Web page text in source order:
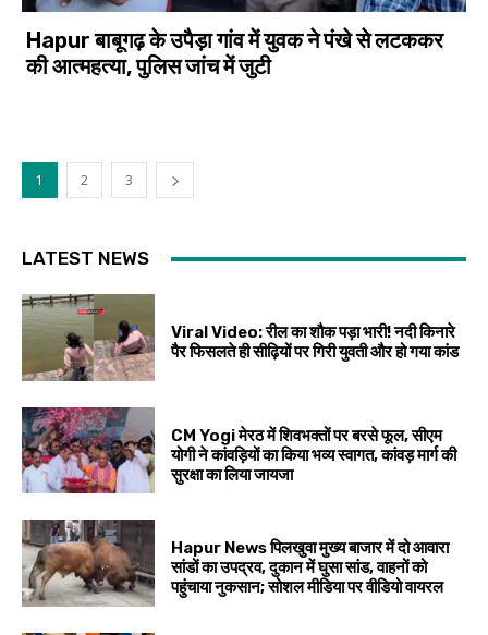
Hapur बाबूगढ़ के उपैड़ा गांव में युवक ने पंखे से लटककर
की आत्महत्या, पुलिस जांच में जुटी
1 2 3
LATEST NEWS
Viral Video: रील का शौक पड़ा भारी! नदी किनारे
पैर फिसलते ही सीढ़ियों पर गिरी युवती और हो गया कांड
CM Yogi मेरठ में शिवभक्तों पर बरसे फूल, सीएम
योगी ने कांवड़ियों का किया भव्य स्वागत, कांवड़ मार्ग की
सुरक्षा का लिया जायजा
Hapur News पिलखुवा मुख्य बाजार में दो आवारा
सांडों का उपद्रव, दुकान में घुसा सांड, वाहनों को
पहुंचाया नुकसान; सोशल मीडिया पर वीडियो वायरल